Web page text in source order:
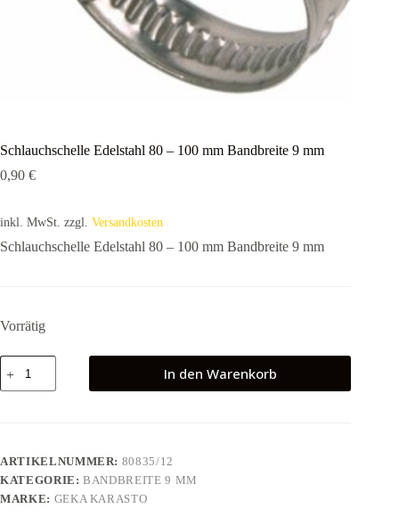
Schlauchschelle Edelstahl 80 – 100 mm Bandbreite 9 mm
0,90 €
inkl. MwSt. zzgl. Versandkosten
Schlauchschelle Edelstahl 80 – 100 mm Bandbreite 9 mm
Vorrätig
Schlauchschelle
Edelstahl
80
9
mm
Menge
In den Warenkorb
ARTIKELNUMMER: 80835/12
KATEGORIE:BANDBREITE 9 MM
MARKE: GEKA KARASTO